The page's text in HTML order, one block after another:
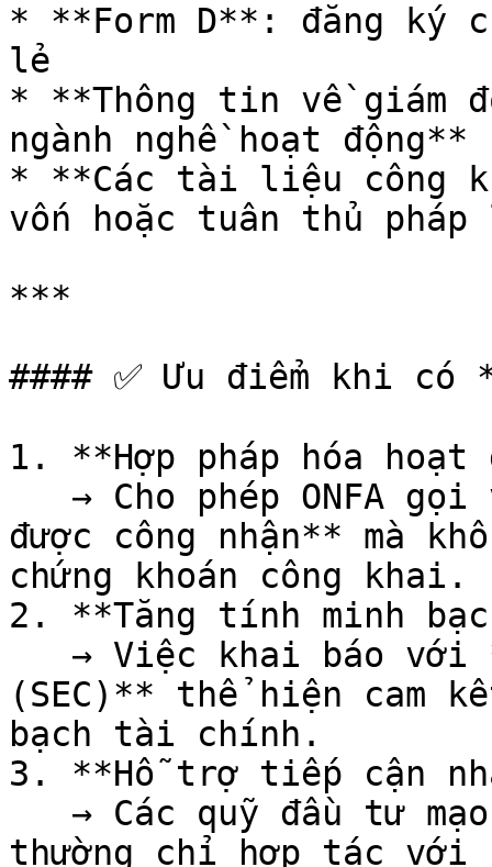
* **Form D**: đăng ký
lẻ
* **Thông tin về giám
ngành nghề hoạt động**
* **Các tài liệu công
vốn hoặc tuân thủ
***
#### ✅ Ưu điểm khi có
1. **Hợp pháp hóa
được công nhận** mà
chứng khoán công khai.
2. **Tăng tính minh
(SEC)** thể hiện cam
bạch tài chính.
3. **Hỗ trợ tiếp cận
thường chỉ hợp tác với